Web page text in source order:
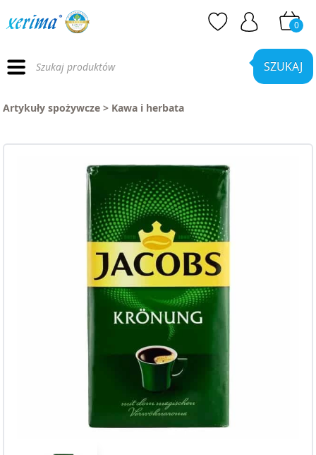
0
produktów SZUKAJ
Artykuły spożywcze > Kawa i herbata